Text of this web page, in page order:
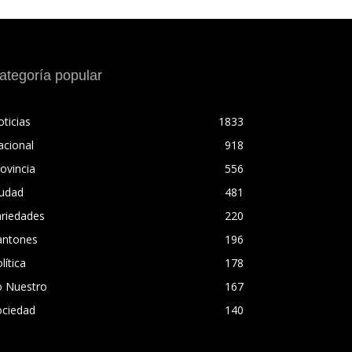
popular
1833
918
556
481
220
196
178
Nuestro
167
140